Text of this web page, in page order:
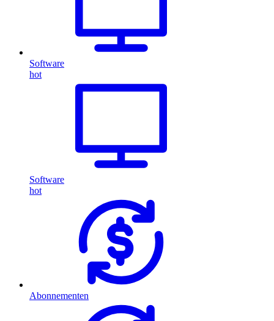
Software
hot
Software
hot
Abonnementen